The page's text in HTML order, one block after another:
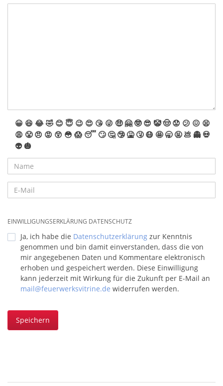
😀 😆 😂🤣 😊 😇 😉 😍 😘 😜 🤑 🤗 🤓 😎 🤡🤠 😟 😕 😖 😫
😩 😤 😠 😡 😲 😳 😱 😴 🙄 🤔 🤥 🤮 🤧 😷 🤩 🥱 🤬 💩 👻 💀
👽 🎃
EINWILLIGUNGSERKLÄRUNG DATENSCHUTZ
Ja, ich habe die Datenschutzerklärung zur Kenntnis
genommen und bin damit einverstanden, dass die von
mir angegebenen Daten und Kommentare elektronisch
erhoben und gespeichert werden. Diese Einwilligung
kann jederzeit mit Wirkung für die Zukunft per E-Mail an
mail@feuerwerksvitrine.de widerrufen werden.
Speichern